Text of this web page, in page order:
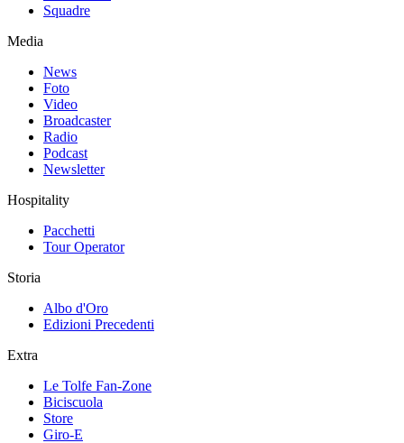
Squadre
Media
News
Foto
Video
Broadcaster
Radio
Podcast
Newsletter
Hospitality
Pacchetti
Tour Operator
Storia
Albo d'Oro
Edizioni Precedenti
Extra
Le Tolfe Fan-Zone
Biciscuola
Store
Giro-E